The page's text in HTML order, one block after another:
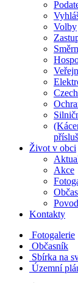
Volby
Život v obci
Akce
Kontakty
Fotogalerie
Občasník
Sbírka na
Územní